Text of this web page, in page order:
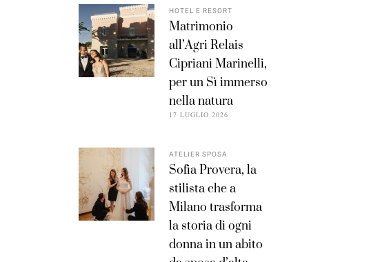
HOTEL E RESORT
Matrimonio
all’Agri Relais
Cipriani Marinelli,
per un Sì immerso
nella natura
17 LUGLIO 2026
ATELIER SPOSA
Sofia Provera, la
stilista che a
Milano trasforma
la storia di ogni
donna in un abito